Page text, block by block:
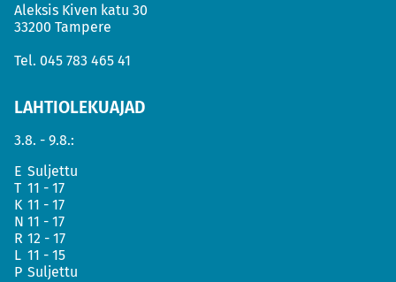
Aleksis Kiven katu 30
33200 Tampere
Tel. 045 783 465 41
LAHTIOLEKUAJAD
3.8. - 9.8.:
E Suljettu
T 11 - 17
K 11 - 17
N 11 - 17
R 12 - 17
L 11 - 15
P Suljettu